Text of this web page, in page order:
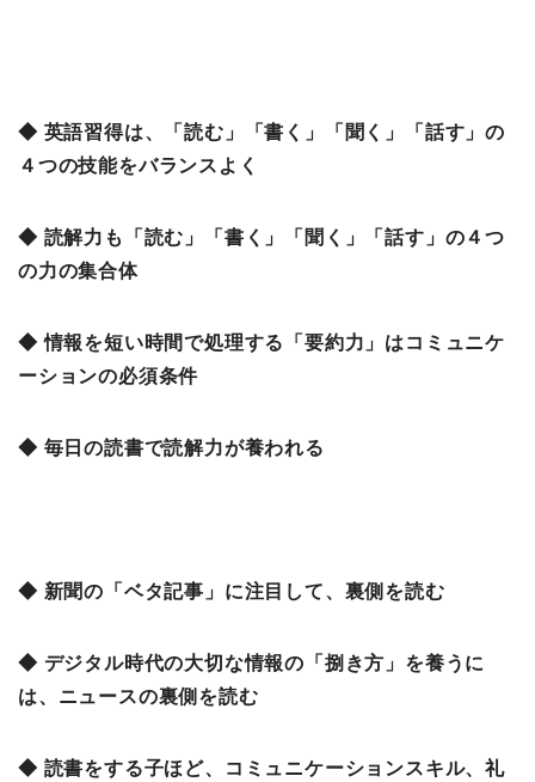
◆ 英語習得は、「読む」「書く」「聞く」「話す」の
４つの技能をバランスよく
◆ 読解力も「読む」「書く」「聞く」「話す」の４つ
の力の集合体
◆ 情報を短い時間で処理する「要約力」はコミュニケ
ーションの必須条件
◆ 毎日の読書で読解力が養われる
◆ 新聞の「ベタ記事」に注目して、裏側を読む
◆ デジタル時代の大切な情報の「捌き方」を養うに
は、ニュースの裏側を読む
◆ 読書をする子ほど、コミュニケーションスキル、礼